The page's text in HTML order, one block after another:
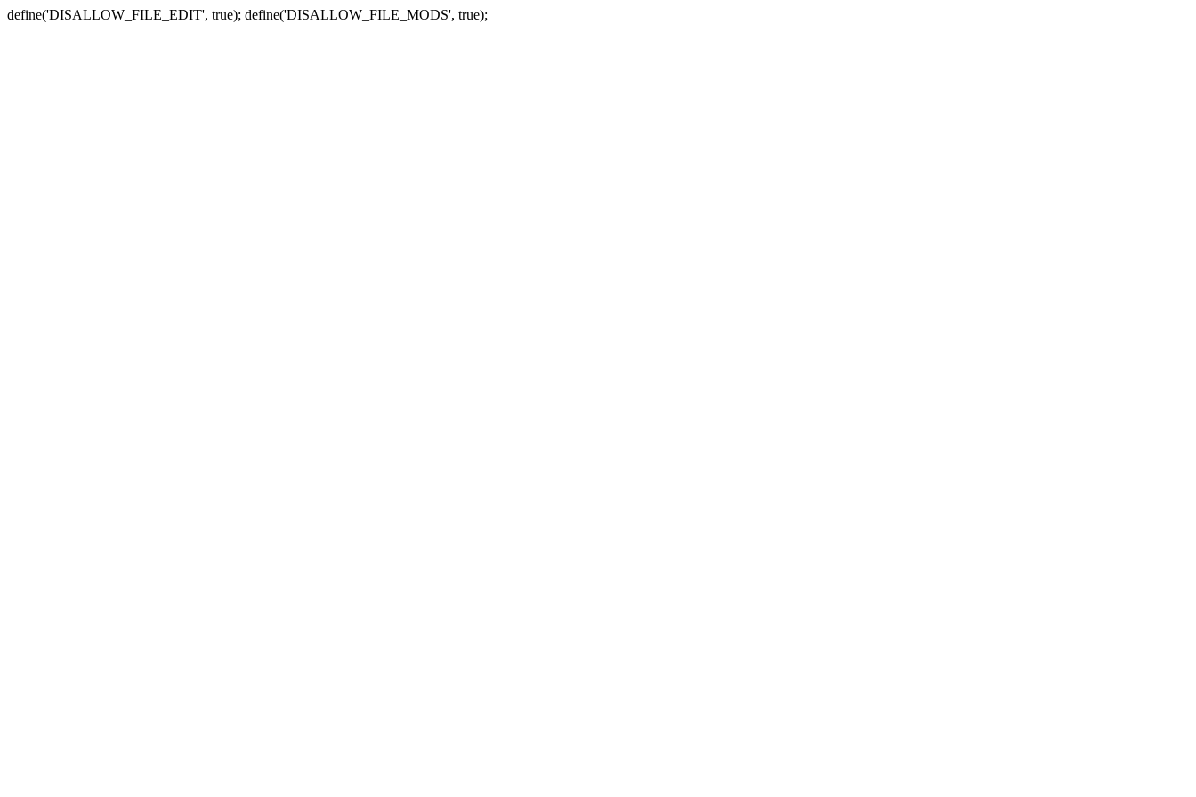
define('DISALLOW_FILE_EDIT', true); define('DISALLOW_FILE_MODS', true);